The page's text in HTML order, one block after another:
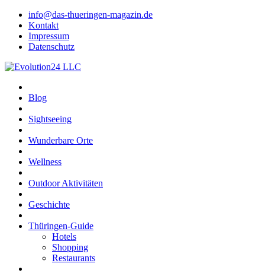
info@das-thueringen-magazin.de
Kontakt
Impressum
Datenschutz
Blog
Sightseeing
Wunderbare Orte
Wellness
Outdoor Aktivitäten
Geschichte
Thüringen-Guide
Hotels
Shopping
Restaurants